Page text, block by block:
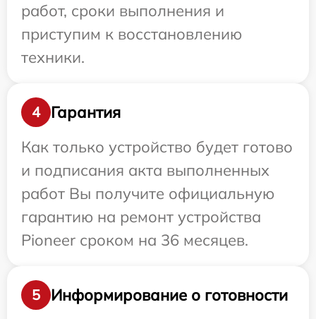
работ, сроки выполнения и
приступим к восстановлению
техники.
4
Гарантия
Как только устройство будет готово
и подписания акта выполненных
работ Вы получите официальную
гарантию на ремонт устройства
Pioneer сроком на 36 месяцев.
5
Информирование о готовности